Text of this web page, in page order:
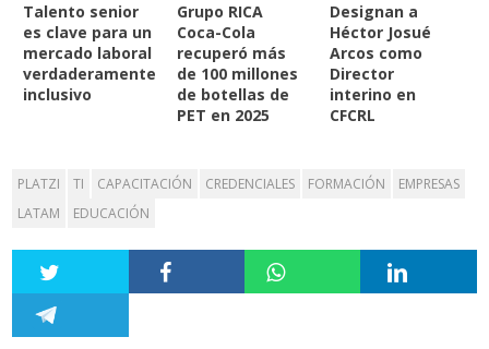
Talento senior
es clave para un
mercado laboral
verdaderamente
inclusivo
Grupo RICA
Coca-Cola
recuperó más
de 100 millones
de botellas de
PET en 2025
Designan a
Héctor Josué
Arcos como
Director
interino en
CFCRL
PLATZI TI CAPACITACIÓN CREDENCIALES FORMACIÓN
EMPRESAS
LATAM
EDUCACIÓN